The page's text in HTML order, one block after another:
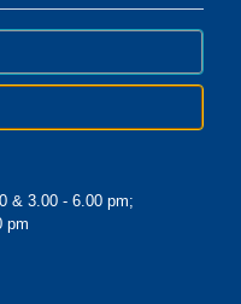
& 3.00 - 6.00 pm;
pm